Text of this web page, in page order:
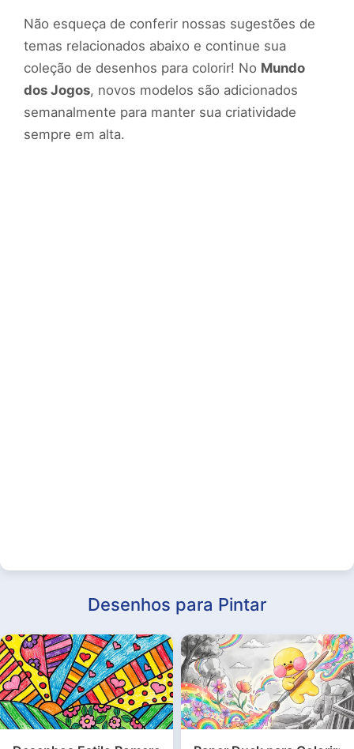
Não esqueça de conferir nossas sugestões de
temas relacionados abaixo e continue sua
coleção de desenhos para colorir! No Mundo
dos Jogos, novos modelos são adicionados
semanalmente para manter sua criatividade
sempre em alta.
Desenhos para Pintar